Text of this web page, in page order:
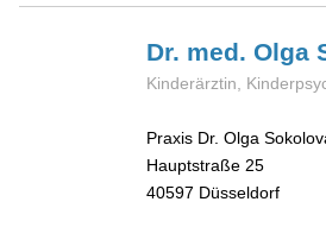
Dr. med. Olga
Kinderärztin,
Praxis Dr. Olga
Hauptstraße 25
40597 Düsseldorf